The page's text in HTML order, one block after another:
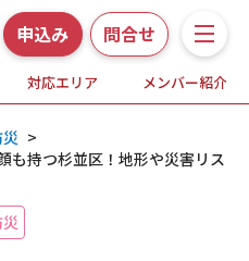
申込み 問合せ
対応エリア メンバー紹介
績
は
>
も持つ杉並区！地形や災害リス